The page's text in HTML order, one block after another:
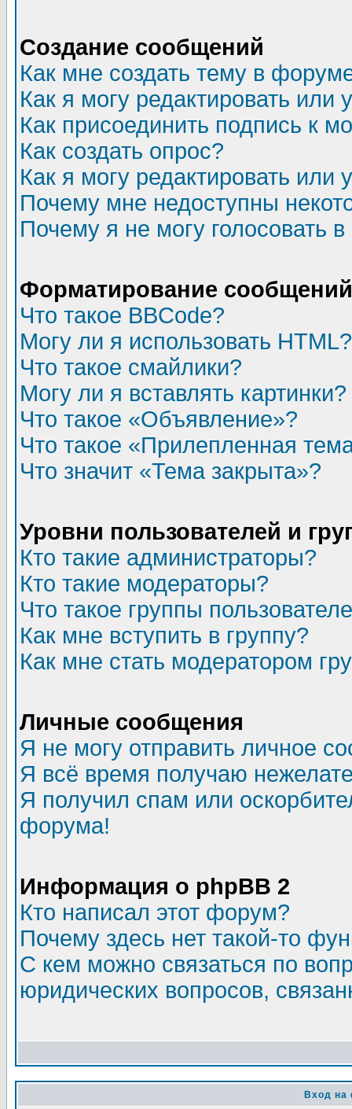
Создание сообщений
Как мне создать тему в
Как я могу редактировать или
Как присоединить подпись к
Как создать опрос?
Как я могу редактировать или
Почему мне недоступны
Почему я не могу голосовать
Форматирование
Что такое BBCode?
Могу ли я использовать HTML?
Что такое смайлики?
Могу ли я вставлять картинки?
Что такое «Объявление»?
Что такое «Прилепленная
Что значит «Тема закрыта»?
Уровни пользователей и
Кто такие администраторы?
Кто такие модераторы?
Что такое группы
Как мне вступить в группу?
Как мне стать модератором
Личные сообщения
Я не могу отправить личное
Я всё время получаю
Я получил спам или
форума!
Информация о phpBB 2
Кто написал этот форум?
Почему здесь нет такой-то
С кем можно связаться по
юридических вопросов,
Вход на